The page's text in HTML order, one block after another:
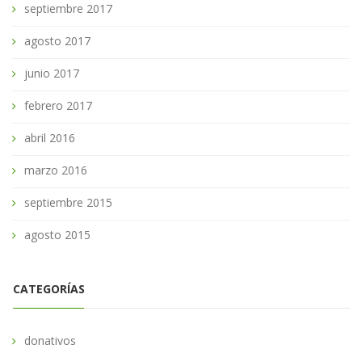
septiembre 2017
agosto 2017
junio 2017
febrero 2017
abril 2016
marzo 2016
septiembre 2015
agosto 2015
CATEGORÍAS
donativos